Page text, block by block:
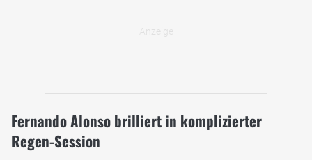
Fernando Alonso brilliert in komplizierter
Regen-Session